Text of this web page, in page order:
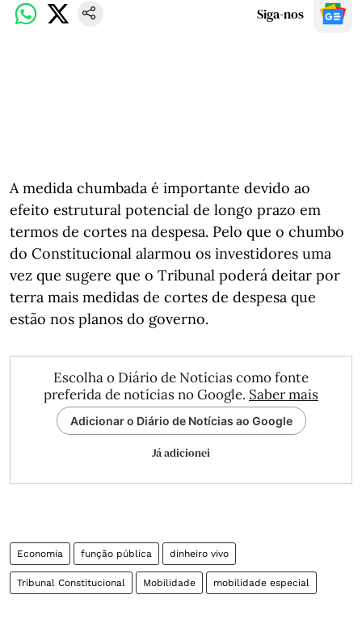
Siga-nos
A medida chumbada é importante devido ao
efeito estrutural potencial de longo prazo em
termos de cortes na despesa. Pelo que o chumbo
do Constitucional alarmou os investidores uma
vez que sugere que o Tribunal poderá deitar por
terra mais medidas de cortes de despesa que
estão nos planos do governo.
Escolha o Diário de Notícias como fonte
preferida de notícias no Google. Saber mais
Adicionar o Diário de Notícias ao Google
Já adicionei
Economia função pública dinheiro vivo
Tribunal Constitucional Mobilidade mobilidade especial